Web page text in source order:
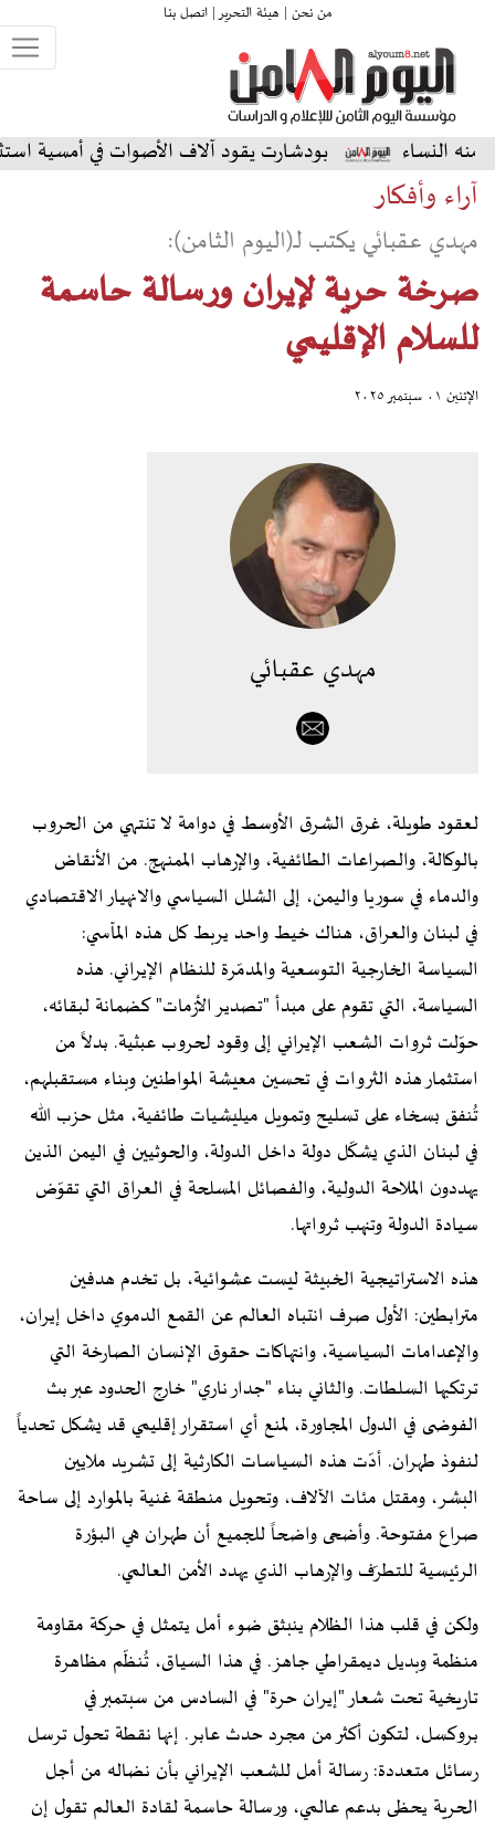
من نحن | هيئة التحرير |اتصل بنا
بودشارت يقود آلاف الأصوات في أمسية استثنائية على
آراء وأفكار
مهدي عقبائي يكتب لـ(اليوم الثامن):
صرخة حرية لإيران ورسالة حاسمة
للسلام الإقليمي
الإثنين ٠١ سبتمبر ٢٠٢٥
مهدي عقبائي
لعقود طويلة، غرق الشرق الأوسط في دوامة لا تنتهي من الحروب
بالوكالة، والصراعات الطائفية، والإرهاب الممنهج. من الأنقاض
والدماء في سوريا واليمن، إلى الشلل السياسي والانهيار الاقتصادي
في لبنان والعراق، هناك خيط واحد يربط كل هذه المآسي:
السياسة الخارجية التوسعية والمدمّرة للنظام الإيراني. هذه
السياسة، التي تقوم على مبدأ "تصدير الأزمات" كضمانة لبقائه،
حوّلت ثروات الشعب الإيراني إلى وقود لحروب عبثية. بدلاً من
استثمار هذه الثروات في تحسين معيشة المواطنين وبناء مستقبلهم،
تُنفق بسخاء على تسليح وتمويل ميليشيات طائفية، مثل حزب الله
في لبنان الذي يشكّل دولة داخل الدولة، والحوثيين في اليمن الذين
يهددون الملاحة الدولية، والفصائل المسلحة في العراق التي تقوّض
سيادة الدولة وتنهب ثرواتها.
هذه الاستراتيجية الخبيثة ليست عشوائية، بل تخدم هدفين
مترابطين: الأول صرف انتباه العالم عن القمع الدموي داخل إيران،
والإعدامات السياسية، وانتهاكات حقوق الإنسان الصارخة التي
ترتكبها السلطات. والثاني بناء "جدار ناري" خارج الحدود عبر بث
الفوضى في الدول المجاورة، لمنع أي استقرار إقليمي قد يشكل تحدياً
لنفوذ طهران. أدّت هذه السياسات الكارثية إلى تشريد ملايين
البشر، ومقتل مئات الآلاف، وتحويل منطقة غنية بالموارد إلى ساحة
صراع مفتوحة. وأضحى واضحاً للجميع أن طهران هي البؤرة
الرئيسية للتطرّف والإرهاب الذي يهدد الأمن العالمي.
ولكن في قلب هذا الظلام ينبثق ضوء أمل يتمثل في حركة مقاومة
منظمة وبديل ديمقراطي جاهز. في هذا السياق، تُنظّم مظاهرة
تاريخية تحت شعار "إيران حرة" في السادس من سبتمبر في
بروكسل، لتكون أكثر من مجرد حدث عابر. إنها نقطة تحول ترسل
رسائل متعددة: رسالة أمل للشعب الإيراني بأن نضاله من أجل
الحرية يحظى بدعم عالمي، ورسالة حاسمة لقادة العالم تقول إن